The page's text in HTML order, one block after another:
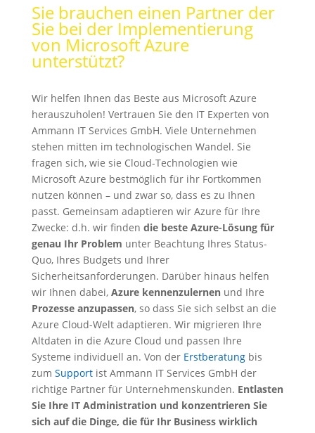
Sie brauchen einen Partner der
Sie bei der Implementierung
von Microsoft Azure
unterstützt?
Wir helfen Ihnen das Beste aus Microsoft Azure
herauszuholen! Vertrauen Sie den IT Experten von
Ammann IT Services GmbH. Viele Unternehmen
stehen mitten im technologischen Wandel. Sie
fragen sich, wie sie Cloud-Technologien wie
Microsoft Azure bestmöglich für ihr Fortkommen
nutzen können – und zwar so, dass es zu Ihnen
passt. Gemeinsam adaptieren wir Azure für Ihre
Zwecke: d.h. wir finden die beste Azure-Lösung für
genau Ihr Problem unter Beachtung Ihres Status-
Quo, Ihres Budgets und Ihrer
Sicherheitsanforderungen. Darüber hinaus helfen
wir Ihnen dabei, Azure kennenzulernenund Ihre
Prozesse anzupassen, so dass Sie sich selbst an die
Azure Cloud-Welt adaptieren. Wir migrieren Ihre
Altdaten in die Azure Cloud und passen Ihre
Systeme individuell an. Von der Erstberatung bis
zum Support ist Ammann IT Services GmbH der
richtige Partner für Unternehmenskunden. Entlasten
Sie Ihre IT Administration und konzentrieren Sie
sich auf die Dinge, die für Ihr Business wirklich